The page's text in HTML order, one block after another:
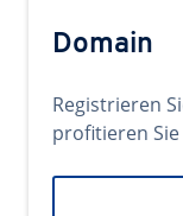
Domain
Registrieren
profitieren